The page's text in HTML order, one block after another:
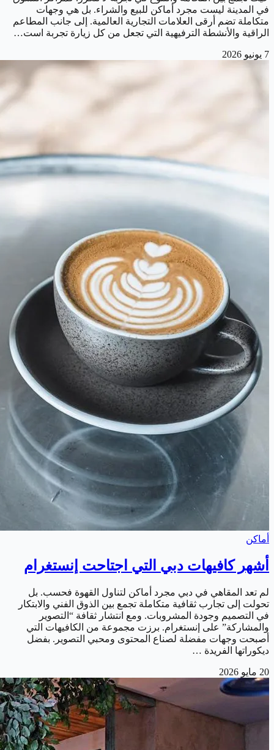
في المدينة ليست مجرد أماكن للبيع والشراء. بل هي وجهات
متكاملة تضم أرقى العلامات التجارية العالمية. إلى جانب المطاعم
الراقية والأنشطة الترفيهية التي تجعل من كل زيارة تجربة است…
7 يونيو 2026
أماكن
أشهر كافيهات دبي التي اجتاحت إنستغرام
لم تعد المقاهي في دبي مجرد أماكن لتناول القهوة فحسب. بل
تحولت إلى تجارب ثقافية متكاملة تجمع بين الذوق الفني والابتكار
في التصميم وجودة المشروبات. ومع انتشار ثقافة “التصوير
والمشاركة” على إنستغرام. برزت مجموعة من الكافيهات التي
أصبحت وجهات مفضلة لصناع المحتوى ومحبي التصوير. بفضل
ديكوراتها الفريدة …
20 مايو 2026